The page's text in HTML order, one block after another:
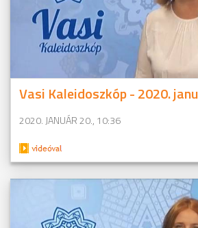
Vasi Kaleidoszkóp - 2020.
2020. JANUÁR 20., 10:36